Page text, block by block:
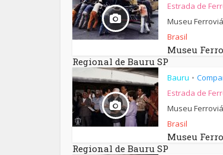
Estrada de
Museu
Brasil
Museu
Regional de Bauru SP
Bauru •
Estrada de
Museu
Brasil
Museu
Regional de Bauru SP